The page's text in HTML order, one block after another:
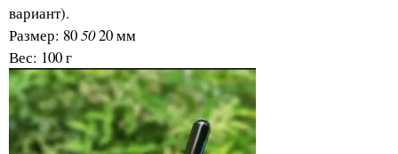
вариант).
Размер: 805020 мм
Вес: 100 г